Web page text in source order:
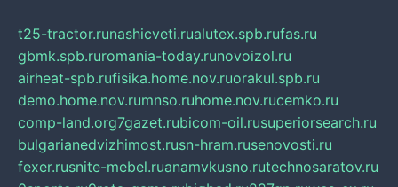
t25-tractor.runashicveti.rualutex.spb.rufas.ru
gbmk.spb.ruromania-today.runovoizol.ru
airheat-spb.rufisika.home.nov.ruorakul.spb.ru
demo.home.nov.rumnso.ruhome.nov.rucemko.ru
comp-land.org7gazet.rubicom-oil.rusuperiorsearch.ru
bulgarianedvizhimost.rusn-hram.rusenovosti.ru
fexer.rusnite-mebel.ruanamvkusno.rutechnosaratov.ru